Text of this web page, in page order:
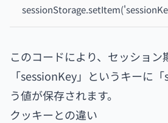
このコードにより、セッション
「sessionKey」というキーに
う値が保存されます。
クッキーとの違い